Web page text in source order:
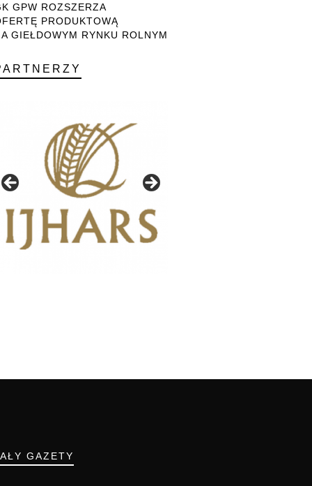
GPW ROZSZERZA
PRODUKTOWĄ
GIEŁDOWYM RYNKU ROLNYM
GAZETY